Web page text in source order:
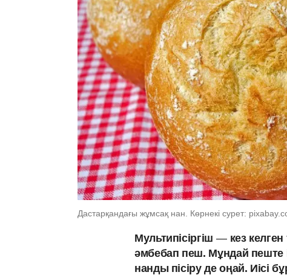
Дастарқандағы жұмсақ нан. Көрнекі сурет:
Мультипісіргіш — кез
әмбебап пеш. Мұндай пеште
нанды пісіру де оңай. Иісі